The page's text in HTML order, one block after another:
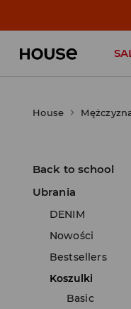
House
Back to school
Ubrania
DENIM
Nowości
Bestsellers
Koszulki
Basic